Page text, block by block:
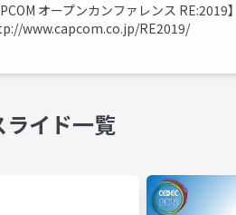
オープンカンファレンス RE:2019】
www.capcom.co.jp/RE2019/
ライド一覧